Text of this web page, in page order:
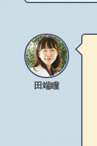
田端瞳